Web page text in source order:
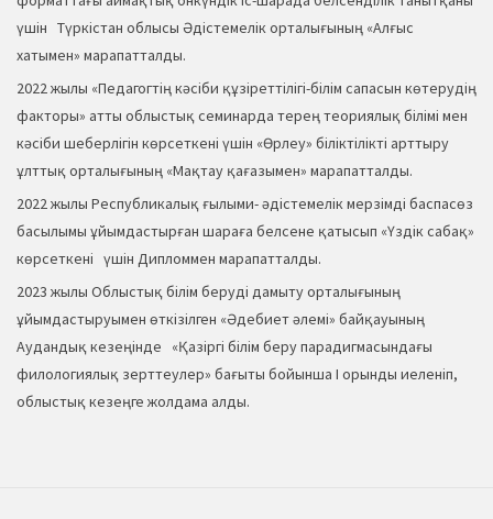
үшін Түркістан облысы Әдістемелік орталығының «Алғыс
хатымен» марапатталды.
2022 жылы «Педагогтің кәсіби құзіреттілігі-білім сапасын көтерудің
факторы» атты облыстық семинарда терең теориялық білімі мен
кәсіби шеберлігін көрсеткені үшін «Өрлеу» біліктілікті арттыру
ұлттық орталығының «Мақтау қағазымен» марапатталды.
2022 жылы Республикалық ғылыми- әдістемелік мерзімді баспасөз
басылымы ұйымдастырған шараға белсене қатысып «Үздік сабақ»
көрсеткені үшін Дипломмен марапатталды.
2023 жылы Облыстық білім беруді дамыту орталығының
ұйымдастыруымен өткізілген «Әдебиет әлемі» байқауының
Аудандық кезеңінде «Қазіргі білім беру парадигмасындағы
филологиялық зерттеулер» бағыты бойынша І орынды иеленіп,
облыстық кезеңге жолдама алды.